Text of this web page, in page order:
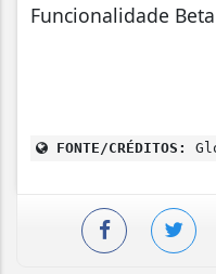
Funcionalidade Beta
FONTE/CRÉDITOS: